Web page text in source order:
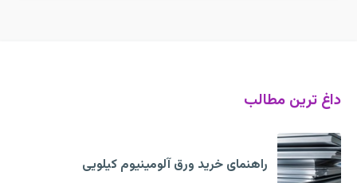
داغ ترین مطالب
راهنمای خرید ورق آلومینیوم کیلویی